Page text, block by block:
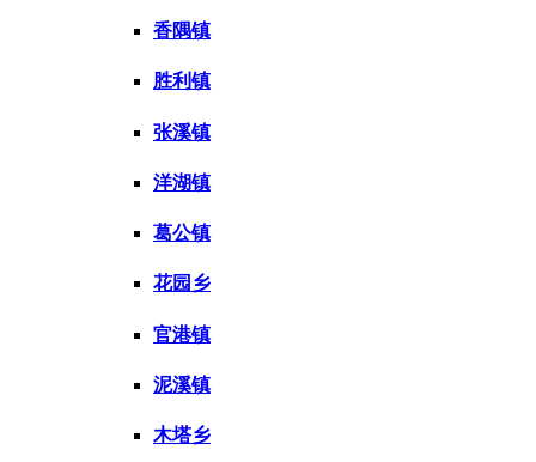
香隅镇
胜利镇
张溪镇
洋湖镇
葛公镇
花园乡
官港镇
泥溪镇
木塔乡